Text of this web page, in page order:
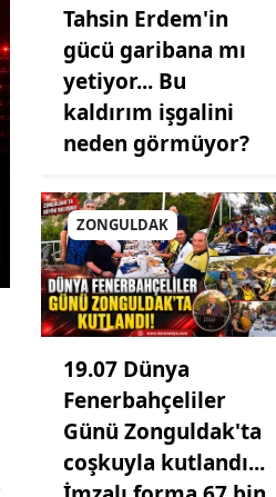
Tahsin Erdem'in
gücü garibana mı
yetiyor... Bu
kaldırım işgalini
neden görmüyor?
ZONGULDAK
19.07 Dünya
Fenerbahçeliler
Günü Zonguldak'ta
coşkuyla kutlandı...